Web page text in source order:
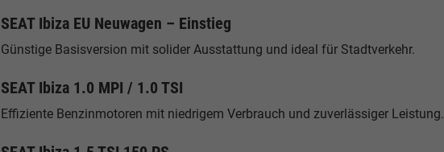
SEAT Ibiza EU Neuwagen – Einstieg
Günstige Basisversion mit solider Ausstattung und ideal für Stadtverkehr.
SEAT Ibiza 1.0 MPI / 1.0 TSI
Effiziente Benzinmotoren mit niedrigem Verbrauch und zuverlässiger Leistung.